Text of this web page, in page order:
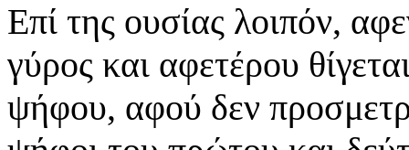
Επί της ουσίας λοιπόν,
γύρος και αφετέρου
ψήφου, αφού δεν